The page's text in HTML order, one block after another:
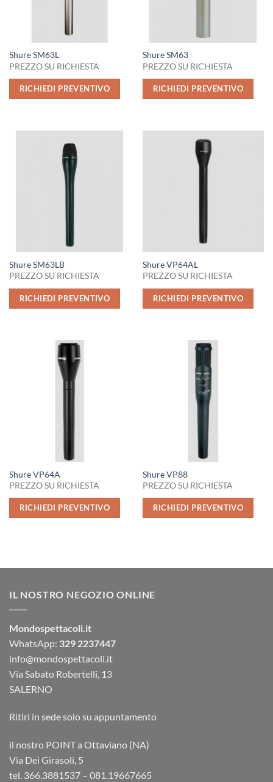
Shure SM63L
PREZZO SU RICHIESTA
RICHIEDI PREVENTIVO
Shure SM63
PREZZO SU RICHIESTA
RICHIEDI PREVENTIVO
Shure SM63LB
PREZZO SU RICHIESTA
RICHIEDI PREVENTIVO
Shure VP64AL
PREZZO SU RICHIESTA
RICHIEDI PREVENTIVO
Shure VP64A
PREZZO SU RICHIESTA
RICHIEDI PREVENTIVO
Shure VP88
PREZZO SU RICHIESTA
RICHIEDI PREVENTIVO
IL NOSTRO NEGOZIO ONLINE
Mondospettacoli.it
WhatsApp: 329 2237447
info@mondospettacoli.it
Via Sabato Robertelli, 13
SALERNO
Ritiri in sede solo su appuntamento
il nostro POINT a Ottaviano (NA)
Via Dei Girasoli, 5
tel. 366.3881537 – 081.19667665